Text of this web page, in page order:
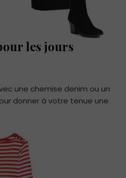
les jours
une chemise denim ou un
donner à votre tenue une